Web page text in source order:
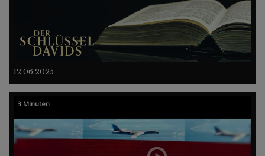
12.06.2025
3 Minuten